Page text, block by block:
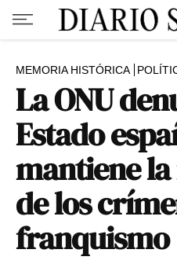
MEMORIA HISTÓRICA
La ONU
Estado
mantiene
de los
franquismo